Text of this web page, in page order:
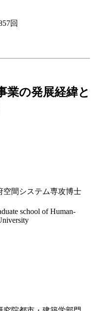
回
業の発展経緯と
空間システム専攻博士
school of Human-